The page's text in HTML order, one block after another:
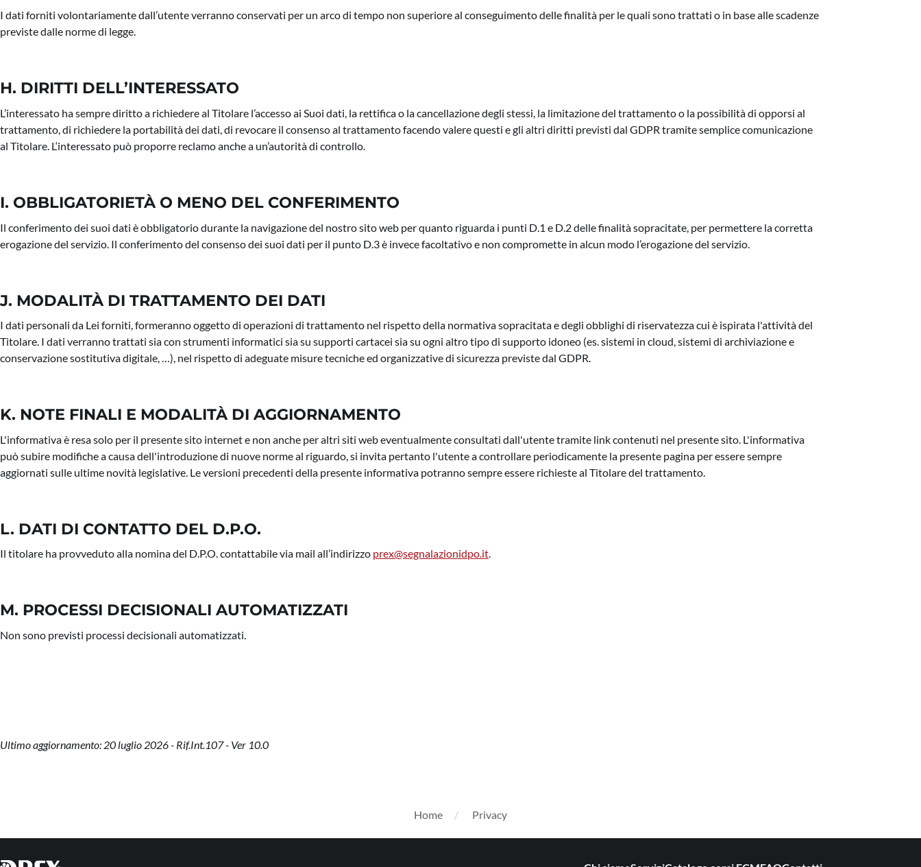
I dati forniti volontariamente dall’utente verranno conservati per un arco di tempo non superiore al conseguimento delle finalità per le quali sono trattati o in base alle scadenze
previste dalle norme di legge.
H. DIRITTI DELL’INTERESSATO
L’interessato ha sempre diritto a richiedere al Titolare l’accesso ai Suoi dati, la rettifica o la cancellazione degli stessi, la limitazione del trattamento o la possibilità di opporsi al
trattamento, di richiedere la portabilità dei dati, di revocare il consenso al trattamento facendo valere questi e gli altri diritti previsti dal GDPR tramite semplice comunicazione
al Titolare. L‘interessato può proporre reclamo anche a un’autorità di controllo.
I. OBBLIGATORIETÀ O MENO DEL CONFERIMENTO
Il conferimento dei suoi dati è obbligatorio durante la navigazione del nostro sito web per quanto riguarda i punti D.1 e D.2 delle finalità sopracitate, per permettere la corretta
erogazione del servizio. Il conferimento del consenso dei suoi dati per il punto D.3 è invece facoltativo e non compromette in alcun modo l’erogazione del servizio.
J. MODALITÀ DI TRATTAMENTO DEI DATI
I dati personali da Lei forniti, formeranno oggetto di operazioni di trattamento nel rispetto della normativa sopracitata e degli obblighi di riservatezza cui è ispirata l'attività del
Titolare. I dati verranno trattati sia con strumenti informatici sia su supporti cartacei sia su ogni altro tipo di supporto idoneo (es. sistemi in cloud, sistemi di archiviazione e
conservazione sostitutiva digitale, …), nel rispetto di adeguate misure tecniche ed organizzative di sicurezza previste dal GDPR.
K. NOTE FINALI E MODALITÀ DI AGGIORNAMENTO
L'informativa è resa solo per il presente sito internet e non anche per altri siti web eventualmente consultati dall'utente tramite link contenuti nel presente sito. L'informativa
può subire modifiche a causa dell'introduzione di nuove norme al riguardo, si invita pertanto l'utente a controllare periodicamente la presente pagina per essere sempre
aggiornati sulle ultime novità legislative. Le versioni precedenti della presente informativa potranno sempre essere richieste al Titolare del trattamento.
L. DATI DI CONTATTO DEL D.P.O.
Il titolare ha provveduto alla nomina del D.P.O. contattabile via mail all’indirizzo prex@segnalazionidpo.it.
M. PROCESSI DECISIONALI AUTOMATIZZATI
Non sono previsti processi decisionali automatizzati.
Ultimo aggiornamento: 20 luglio 2026 - Rif.Int.107 - Ver 10.0
Home Privacy